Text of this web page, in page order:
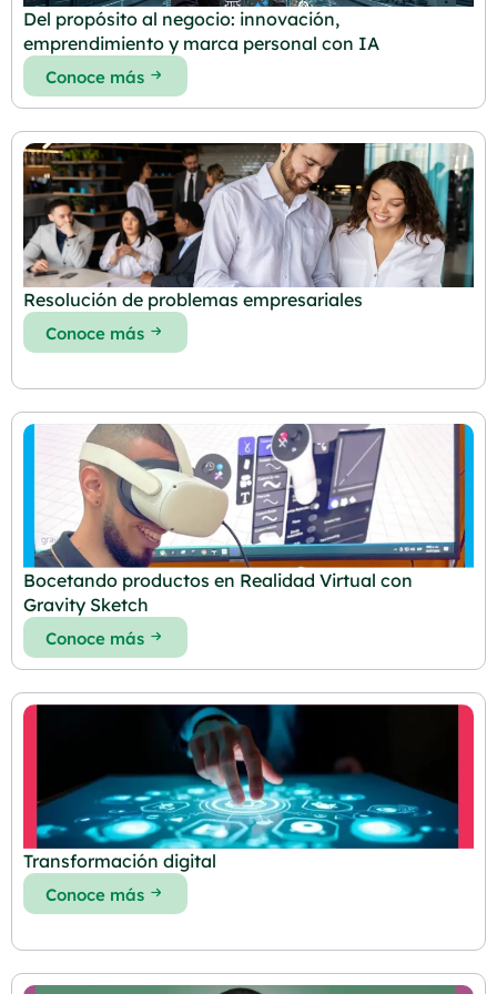
Del propósito al negocio: innovación,
emprendimiento y marca personal con IA
Conoce más
Resolución de problemas empresariales
Conoce más
Bocetando productos en Realidad Virtual con
Gravity Sketch
Conoce más
Transformación digital
Conoce más